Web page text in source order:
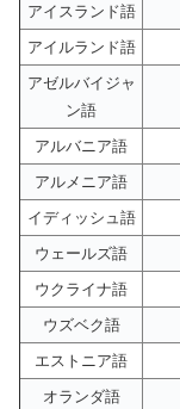
アイスランド語
アイルランド語
アゼルバイジャ
ン語
アルバニア語
アルメニア語
イディッシュ語
ウェールズ語
ウクライナ語
ウズベク語
エストニア語
オランダ語